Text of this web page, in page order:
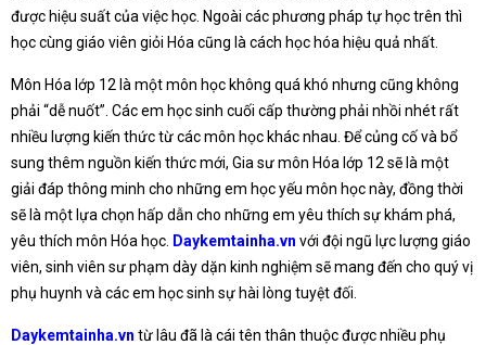
được hiệu suất của việc học. Ngoài các phương pháp tự học trên thì
học cùng giáo viên giỏi Hóa cũng là cách học hóa hiệu quả nhất.
Môn Hóa lớp 12 là một môn học không quá khó nhưng cũng không
phải “dễ nuốt”. Các em học sinh cuối cấp thường phải nhồi nhét rất
nhiều lượng kiến thức từ các môn học khác nhau. Để củng cố và bổ
sung thêm nguồn kiến thức mới, Gia sư môn Hóa lớp 12 sẽ là một
giải đáp thông minh cho những em học yếu môn học này, đồng thời
sẽ là một lựa chọn hấp dẫn cho những em yêu thích sự khám phá,
yêu thích môn Hóa học. Daykemtainha.vn với đội ngũ lực lượng giáo
viên, sinh viên sư phạm dày dặn kinh nghiệm sẽ mang đến cho quý vị
phụ huynh và các em học sinh sự hài lòng tuyệt đối.
Daykemtainha.vn từ lâu đã là cái tên thân thuộc được nhiều phụ